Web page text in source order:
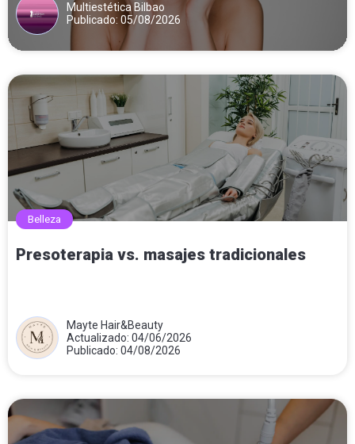
Multiestética Bilbao
Publicado: 05/08/2026
Belleza
Presoterapia vs. masajes tradicionales
Mayte Hair&Beauty
Actualizado: 04/06/2026
Publicado: 04/08/2026